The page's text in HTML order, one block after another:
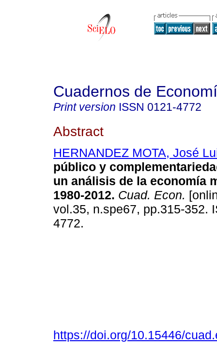
Cuadernos de
Print version ISSN 0121-4772
Abstract
HERNANDEZ MOTA, José
público y
un análisis de la economía
1980-2012. Cuad. Econ.
vol.35, n.spe67, pp.315-352.
4772.
https://doi.org/10.15446/